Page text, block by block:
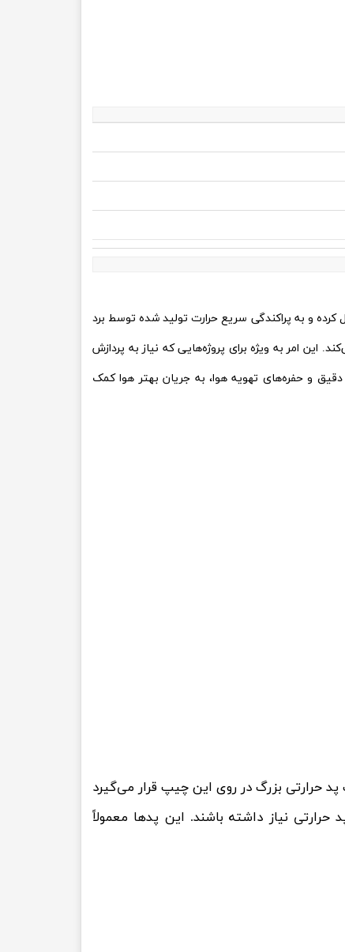
کرده و به پراکندگی سریع حرارت تولید شده توسط برد
امر به ویژه برای پروژه‌هایی که نیاز به پردازش
و حفره‌های تهویه هوا، به جریان بهتر هوا کمک
بنابراین، یک پد حرارتی بزرگ در روی این چیپ قرار می‌گیرد
نیاز داشته باشند. این پدها معمولاً